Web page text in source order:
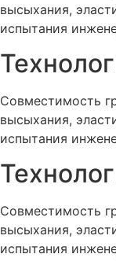
высыхания,
испытания
Совместимость
высыхания,
испытания
Совместимость
высыхания,
испытания